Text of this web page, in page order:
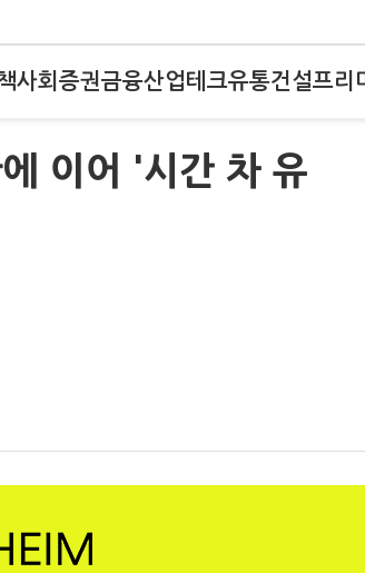
사회 증권금융산업테크유통건설프리
이어 '시간 차 유